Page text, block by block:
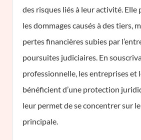
des risques liés à leur activité.
les dommages causés à des tiers,
pertes financières subies par
poursuites judiciaires. En
professionnelle, les entreprises et
bénéficient d’une protection
leur permet de se concentrer sur
principale.